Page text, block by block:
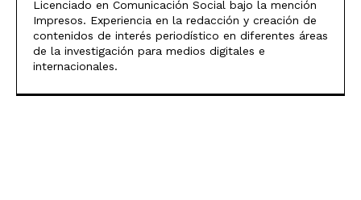
Licenciado en Comunicación Social bajo la mención
Impresos. Experiencia en la redacción y creación de
contenidos de interés periodístico en diferentes áreas
de la investigación para medios digitales e
internacionales.